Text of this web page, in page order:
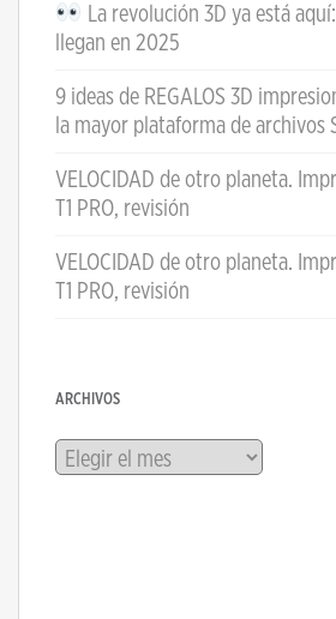
La revolución 3D ya está
llegan en 2025
9 ideas de REGALOS 3D
la mayor plataforma de archivos
VELOCIDAD de otro planeta.
T1 PRO, revisión
VELOCIDAD de otro planeta.
T1 PRO, revisión
ARCHIVOS
Archivos